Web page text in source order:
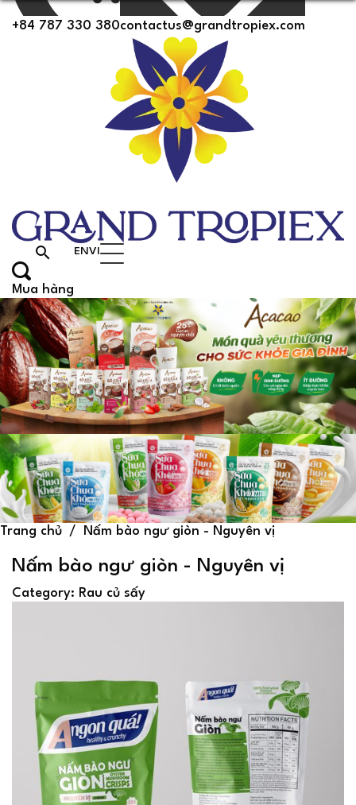
+84 787 330 380contactus@grandtropiex.com
search
Mua hàng
ENVI
Trang chủ Nấm bào ngư giòn - Nguyên vị
Nấm bào ngư giòn - Nguyên vị
Category: Rau củ sấy